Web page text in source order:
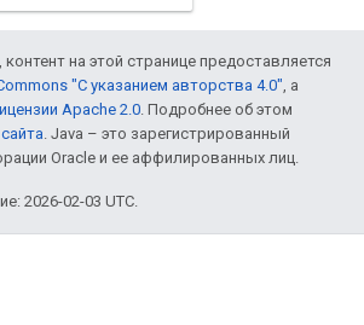
контент на этой странице предоставляется
"С указанием авторства 4.0", а
Apache 2.0. Подробнее об этом
. Java – это зарегистрированный
Oracle и ее аффилированных лиц.
2026-02-03 UTC.